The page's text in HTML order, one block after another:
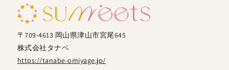
〒709-4613 岡山県津山市宮尾645
株式会社タナベ
https://tanabe-omiyage.jp/